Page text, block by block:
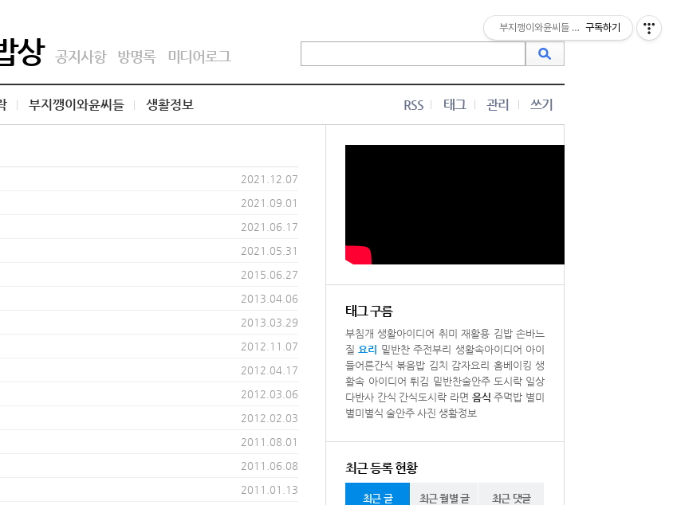
상 공지사항 방명록 미디어로그
부지깽이와윤씨들 생활정보 RSS 태그 관리 쓰기
2021.12.07
2021.09.01
2021.06.17
2021.05.31
2015.06.27
2013.04.06
2013.03.29
2012.11.07
2012.04.17
2012.03.06
2012.02.03
2011.08.01
2011.06.08
2011.01.13
태그 구름
부침개 생활아이디어 취미 재활용 김밥 손바느
질 요리 밑반찬 주전부리 생활속아이디어 아이
들어른간식 볶음밥 김치 감자요리 홈베이킹 생
활속 아이디어 튀김 밑반찬술안주 도시락 일상
다반사 간식 간식도시락 라면 음식 주먹밥 별미
별미별식 술안주 사진 생활정보
최근 등록 현황
최근 글 최근 월별 글 최근 댓글
부지깽이와윤씨들 맛난밥상
구독하기